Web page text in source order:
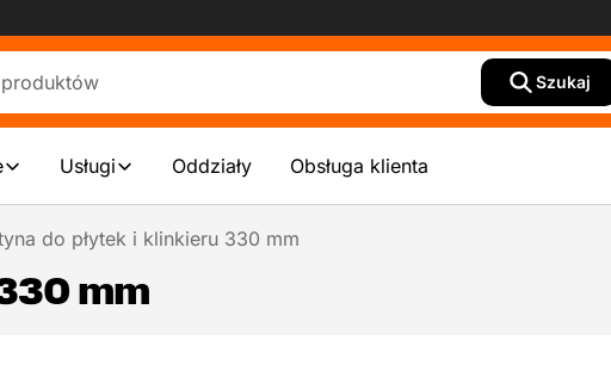
Szukaj
Usługi Oddziały Obsługa klienta
do płytek i klinkieru 330 mm
mm